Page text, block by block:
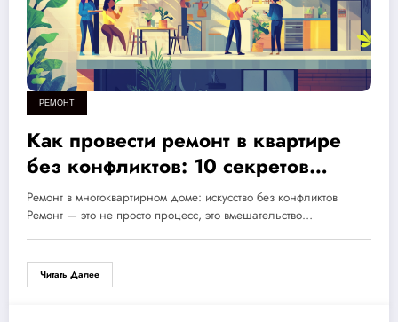
РЕМОНТ
Как провести ремонт в квартире
без конфликтов: 10 секретов
комфортного соседства и стиля
Ремонт в многоквартирном доме: искусство без конфликтов
Ремонт — это не просто процесс, это вмешательство…
Читать Далее